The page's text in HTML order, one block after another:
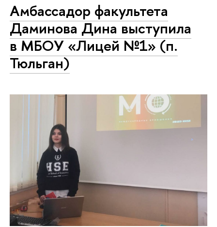
Амбассадор факультета
Даминова Дина выступила
в МБОУ «Лицей №1» (п.
Тюльган)